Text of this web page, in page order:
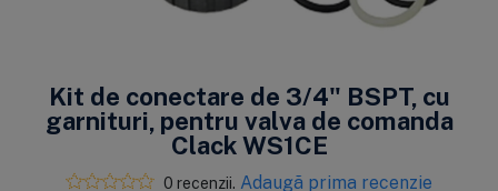
Kit de conectare de 3/4" BSPT, cu
garnituri, pentru valva de comanda
Clack WS1CE
0 recenzii. Adaugă prima recenzie